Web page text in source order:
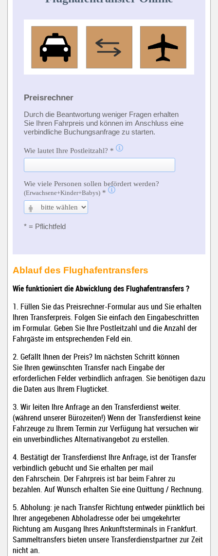
Ablauf des Flughafentransfers
Wie funktioniert die Abwicklung des Flughafentransfers ?
1. Füllen Sie das Preisrechner-Formular aus und Sie erhalten
Ihren Transferpreis. Folgen Sie einfach den Eingabeschritten
im Formular. Geben Sie Ihre Postleitzahl und die Anzahl der
Fahrgäste im entsprechenden Feld ein.
2. Gefällt Ihnen der Preis? Im nächsten Schritt können
Sie Ihren gewünschten Transfer nach Eingabe der
erforderlichen Felder verbindlich anfragen. Sie benötigen dazu
die Daten aus Ihrem Flugticket.
3. Wir leiten Ihre Anfrage an den Transferdienst weiter.
(während unserer Bürozeiten!) Wenn der Transferdienst keine
Fahrzeuge zu Ihrem Termin zur Verfügung hat versuchen wir
ein unverbindliches Alternativangebot zu erstellen.
4. Bestätigt der Transferdienst Ihre Anfrage, ist der Transfer
verbindlich gebucht und Sie erhalten per mail
den Fahrschein. Der Fahrpreis ist bar beim Fahrer zu
bezahlen. Auf Wunsch erhalten Sie eine Quittung / Rechnung.
5. Abholung: je nach Transfer Richtung entweder pünktlich bei
Ihrer angegebenen Abholadresse oder bei umgekehrter
Richtung am Ausgang Ihres Ankunftsterminals in Frankfurt.
Sammeltransfers bieten unsere Transferdienstpartner zur Zeit
nicht an.